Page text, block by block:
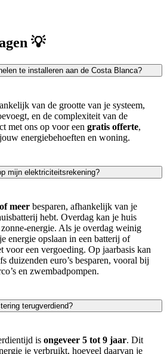
💡
te installeren aan de Costa Blanca?
van de grootte van je systeem,
en de complexiteit van de
met ons op voor een gratis offerte,
energiebehoeften en woning.
mijn elektriciteitsrekening?
meer besparen, afhankelijk van je
hebt. Overdag kan je huis
energie. Als je overdag weinig
energie opslaan in een batterij of
voor een vergoeding. Op jaarbasis kan
duizenden euro’s besparen, vooral bij
en zwembadpompen.
terugverdiend?
is ongeveer 5 tot 9 jaar. Dit
je verbruikt, hoeveel daarvan je